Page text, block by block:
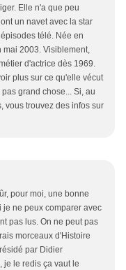
Elle n'a que peu
un navet avec la star
télé. Née en
mai 2003. Visiblement,
d'actrice dès 1969.
plus sur ce qu'elle vécut
grand chose... Si, au
vous trouvez des infos sur
pour moi, une bonne
je ne peux comparer avec
pas lus. On ne peut pas
morceaux d'Histoire
par Didier
je le redis ça vaut le